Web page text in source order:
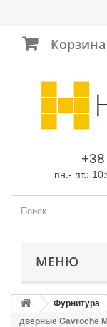
Корзина
пн.- пт.:
МЕНЮ
Фурнитура
дверные Gavroche